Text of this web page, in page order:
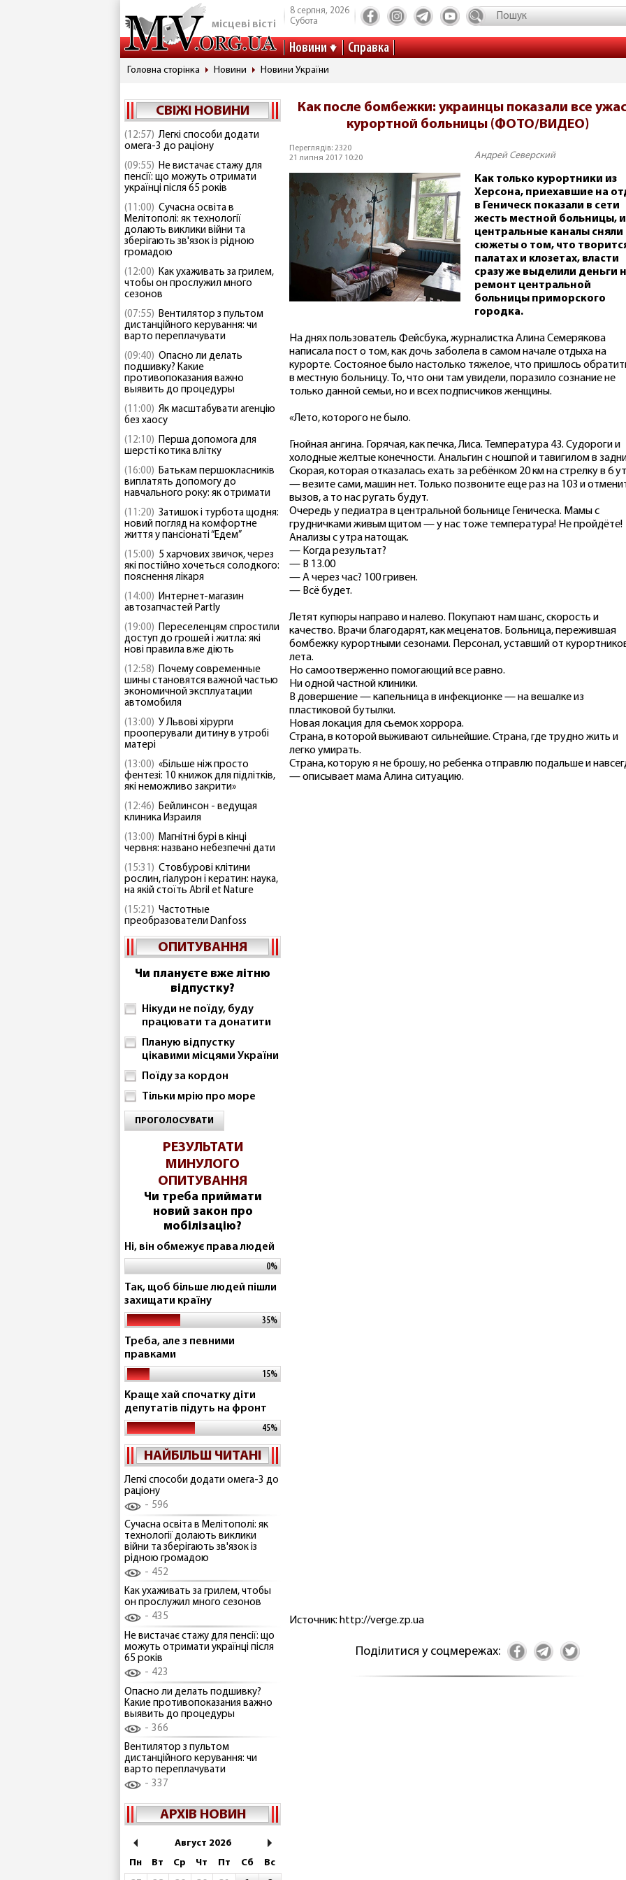
місцеві вісті
8 серпня, 2026
Субота
Новини Справка
Головна сторінка Новини Новини України
СВІЖІ НОВИНИ
(12:57) Легкі способи додати
омега-3 до раціону
(09:55) Не вистачає стажу для
пенсії: що можуть отримати
українці після 65 років
(11:00) Сучасна освіта в
Мелітополі: як технології
долають виклики війни та
зберігають зв'язок із рідною
громадою
(12:00) Как ухаживать за грилем,
чтобы он прослужил много
сезонов
(07:55) Вентилятор з пультом
дистанційного керування: чи
варто переплачувати
(09:40) Опасно ли делать
подшивку? Какие
противопоказания важно
выявить до процедуры
(11:00) Як масштабувати агенцію
без хаосу
(12:10) Перша допомога для
шерсті котика влітку
(16:00) Батькам першокласників
виплатять допомогу до
навчального року: як отримати
(11:20) Затишок і турбота щодня:
новий погляд на комфортне
життя у пансіонаті “Едем”
(15:00) 5 харчових звичок, через
які постійно хочеться солодкого:
пояснення лікаря
(14:00) Интернет-магазин
автозапчастей Partly
(19:00) Переселенцям спростили
доступ до грошей і житла: які
нові правила вже діють
(12:58) Почему современные
шины становятся важной частью
экономичной эксплуатации
автомобиля
(13:00) У Львові хірурги
прооперували дитину в утробі
матері
(13:00) «Більше ніж просто
фентезі: 10 книжок для підлітків,
які неможливо закрити»
(12:46) Бейлинсон - ведущая
клиника Израиля
(13:00) Магнітні бурі в кінці
червня: названо небезпечні дати
(15:31) Стовбурові клітини
рослин, гіалурон і кератин: наука,
на якій стоїть Abril et Nature
(15:21) Частотные
преобразователи Danfoss
ОПИТУВАННЯ
Чи плануєте вже літню
відпустку?
Нікуди не поїду, буду
працювати та донатити
Планую відпустку
цікавими місцями України
Поїду за кордон
Тільки мрію про море
ПРОГОЛОСУВАТИ
РЕЗУЛЬТАТИ
МИНУЛОГО
ОПИТУВАННЯ
Чи треба приймати
новий закон про
мобілізацію?
Ні, він обмежує права людей
0%
Так, щоб більше людей пішли
захищати країну
35%
Треба, але з певними
правками
15%
Краще хай спочатку діти
депутатів підуть на фронт
45%
НАЙБІЛЬШ ЧИТАНІ
Легкі способи додати омега-3 до
раціону
596
Сучасна освіта в Мелітополі: як
технології долають виклики
війни та зберігають зв'язок із
рідною громадою
452
Как ухаживать за грилем, чтобы
он прослужил много сезонов
435
Не вистачає стажу для пенсії: що
можуть отримати українці після
65 років
423
Опасно ли делать подшивку?
Какие противопоказания важно
выявить до процедуры
366
Вентилятор з пультом
дистанційного керування: чи
варто переплачувати
337
АРХІВ НОВИН
Август 2026
Пн
Вт Ср Чт Пт Сб
Вс
Как после бомбежки: украинцы показали все
курортной больницы (ФОТО/ВИДЕО)
Переглядів: 2320
21 липня 2017 10:20
Андрей Северский
Как только курортники из
Херсона, приехавшие на
в Геническ показали в сети
жесть местной больницы, и
центральные каналы сняли
сюжеты о том, что
палатах и клозетах, власти
сразу же выделили деньги
ремонт центральной
больницы приморского
городка.
На днях пользователь Фейсбука, журналистка Алина Семерякова
написала пост о том, как дочь заболела в самом начале отдыха на
курорте. Состояное было настолько тяжелое, что пришлось
в местную больницу. То, что они там увидели, поразило сознание не
только данной семьи, но и всех подписчиков женщины.
«Лето, которого не было.
Гнойная ангина. Горячая, как печка, Лиса. Температура 43. Судороги и
холодные желтые конечности. Анальгин с ношпой и тавигилом в
Скорая, которая отказалась ехать за ребёнком 20 км на стрелку в 6
— везите сами, машин нет. Только позвоните еще раз на 103 и
вызов, а то нас ругать будут.
Очередь у педиатра в центральной больнице Геническа. Мамы с
грудничками живым щитом — у нас тоже температура! Не пройдёте!
Анализы с утра натощак.
— Когда результат?
— В 13.00
— А через час? 100 гривен.
— Всё будет.
Летят купюры направо и налево. Покупают нам шанс, скорость и
качество. Врачи благодарят, как меценатов. Больница, пережившая
бомбежку курортными сезонами. Персонал, уставший от
лета.
Но самоотверженно помогающий все равно.
Ни одной частной клиники.
В довершение — капельница в инфекционке — на вешалке из
пластиковой бутылки.
Новая локация для сьемок хоррора.
Страна, в которой выживают сильнейшие. Страна, где трудно жить и
легко умирать.
Страна, которую я не брошу, но ребенка отправлю подальше и
— описывает мама Алина ситуацию.
Источник: http://verge.zp.ua
Поділитися у соцмережах: